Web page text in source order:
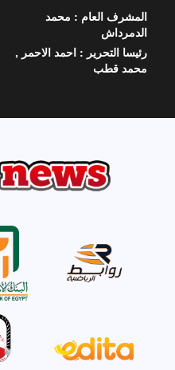
المحتوى
المشرف العام : محمد
الدمرداش
رئيسا التحرير : احمد الاحمر ,
محمد قطب